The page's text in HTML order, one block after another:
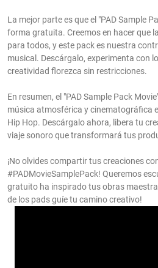
La mejor parte es que el "PAD Sample
forma gratuita. Creemos en hacer que
para todos, y este pack es nuestra
musical. Descárgalo, experimenta con
creatividad florezca sin restricciones.
En resumen, el "PAD Sample Pack
música atmosférica y cinematográfica
Hip Hop. Descárgalo ahora, libera tu
viaje sonoro que transformará tus
¡No olvides compartir tus creaciones
#PADMovieSamplePack! Queremos
gratuito ha inspirado tus obras
de los pads guíe tu camino creativo!